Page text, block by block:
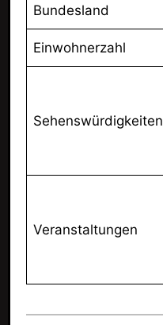
Bundesland
Einwohnerzahl
Sehenswürdigkeiten
Veranstaltungen